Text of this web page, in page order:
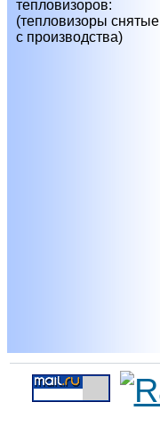
тепловизоров:
(тепловизоры снятые
с производства)